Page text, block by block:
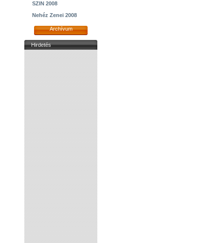
SZIN 2008
Nehéz Zenei 2008
Archívum
Hirdetés